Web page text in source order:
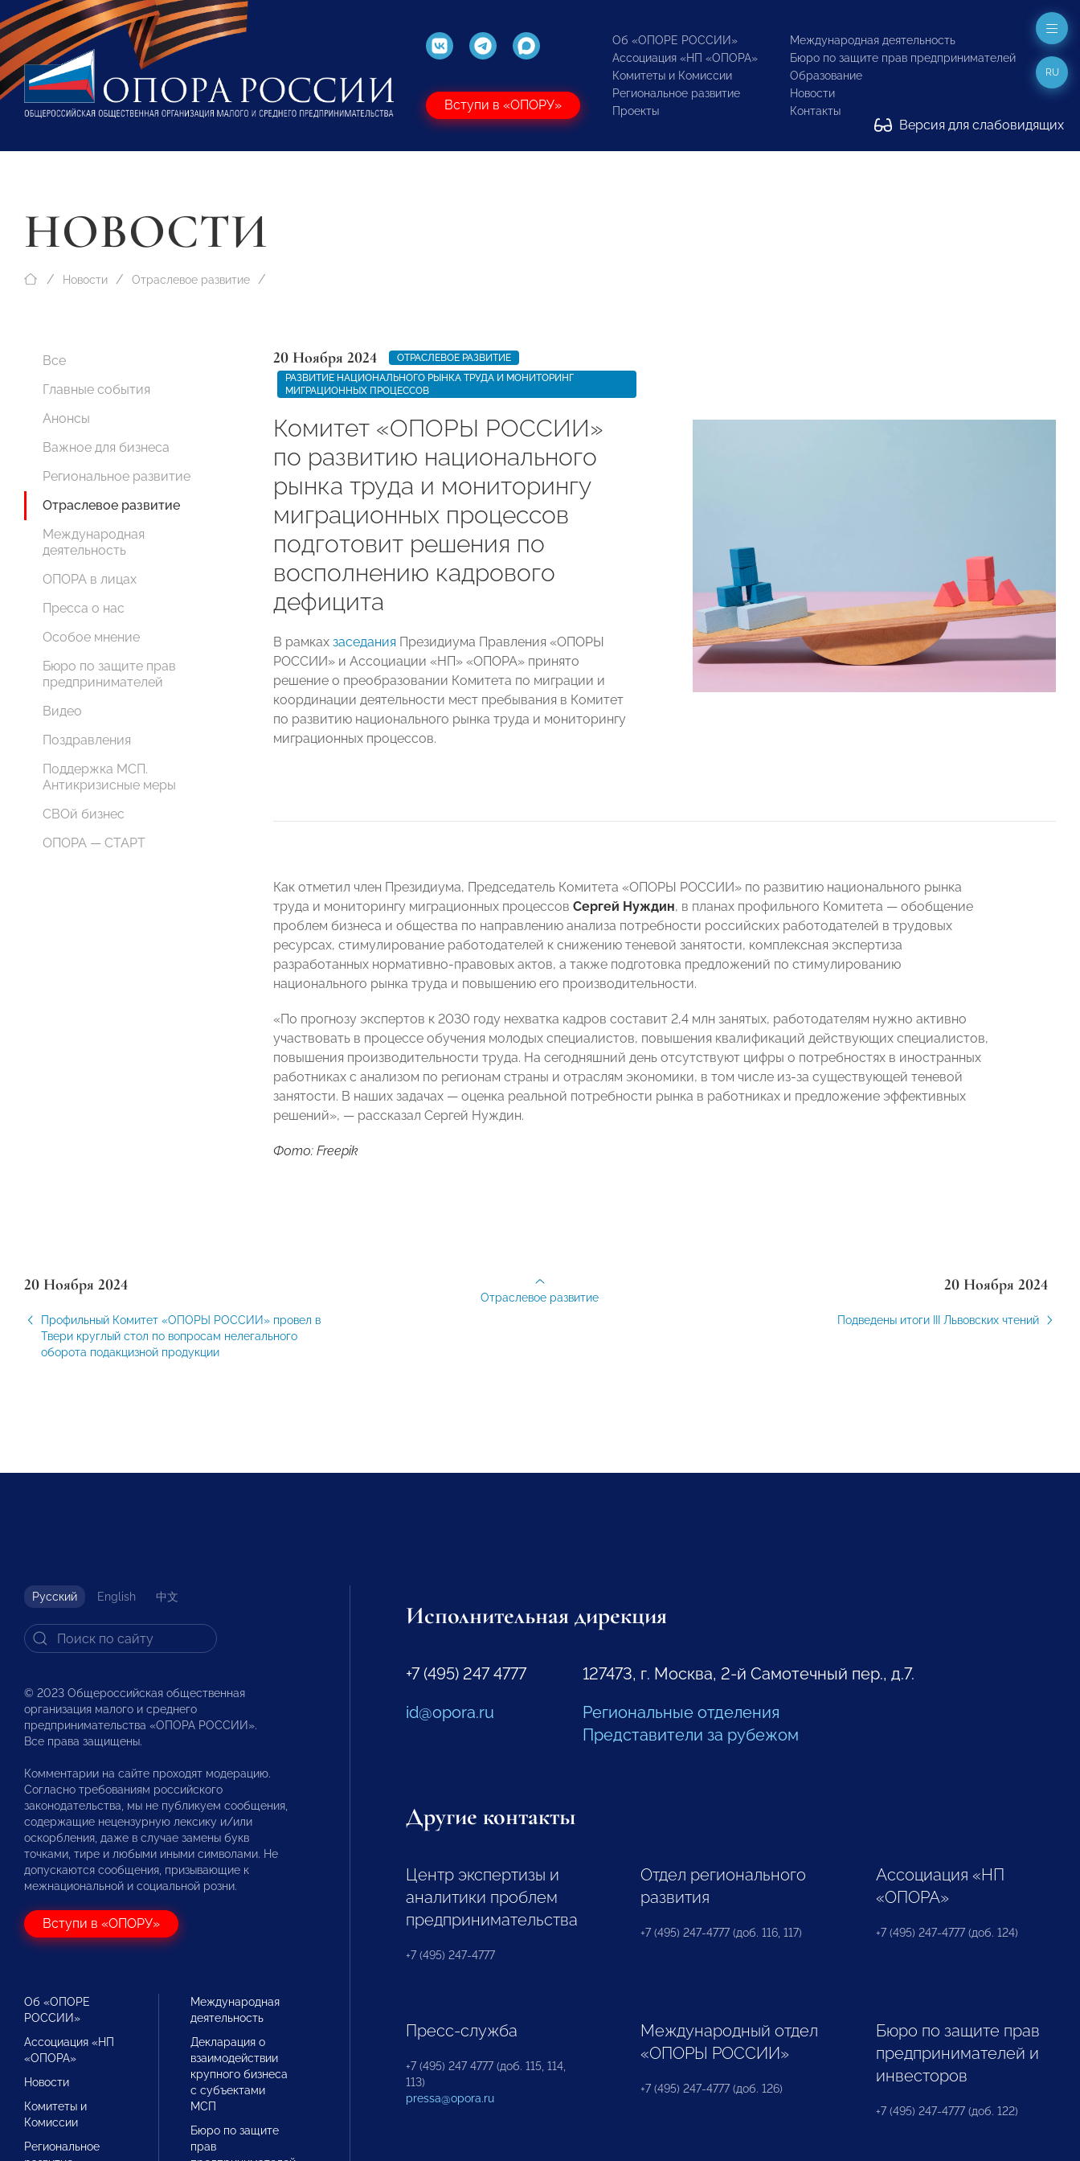
Вступи в «ОПОРУ»
Об «ОПОРЕ РОССИИ»
Ассоциация «НП «ОПОРА»
Комитеты и Комиссии
Региональное развитие
Проекты
Международная деятельность
Бюро по защите прав предпринимателей
Образование
Новости
Контакты
Версия для слабовидящих
RU
НОВОСТИ
Новости Отраслевое развитие
Все
Главные события
Анонсы
Важное для бизнеса
Региональное развитие
Отраслевое развитие
Международная
деятельность
ОПОРА в лицах
Пресса о нас
Особое мнение
Бюро по защите прав
предпринимателей
Видео
Поздравления
Поддержка МСП.
Антикризисные меры
СВОй бизнес
ОПОРА — СТАРТ
20 Ноября 2024
ОТРАСЛЕВОЕ РАЗВИТИЕ
РАЗВИТИЕ НАЦИОНАЛЬНОГО РЫНКА ТРУДА И МОНИТОРИНГ
МИГРАЦИОННЫХ ПРОЦЕССОВ
Комитет «ОПОРЫ РОССИИ»
по развитию национального
рынка труда и мониторингу
миграционных процессов
подготовит решения по
восполнению кадрового
дефицита
В рамках заседания Президиума Правления «ОПОРЫ
РОССИИ» и Ассоциации «НП» «ОПОРА» принято
решение о преобразовании Комитета по миграции и
координации деятельности мест пребывания в Комитет
по развитию национального рынка труда и мониторингу
миграционных процессов.
Как отметил член Президиума, Председатель Комитета «ОПОРЫ РОССИИ» по развитию национального рынка
труда и мониторингу миграционных процессов Сергей Нуждин, в планах профильного Комитета — обобщение
проблем бизнеса и общества по направлению анализа потребности российских работодателей в трудовых
ресурсах, стимулирование работодателей к снижению теневой занятости, комплексная экспертиза
разработанных нормативно-правовых актов, а также подготовка предложений по стимулированию
национального рынка труда и повышению его производительности.
«По прогнозу экспертов к 2030 году нехватка кадров составит 2,4 млн занятых, работодателям нужно активно
участвовать в процессе обучения молодых специалистов, повышения квалификаций действующих специалистов,
повышения производительности труда. На сегодняшний день отсутствуют цифры о потребностях в иностранных
работниках с анализом по регионам страны и отраслям экономики, в том числе из-за существующей теневой
занятости. В наших задачах — оценка реальной потребности рынка в работниках и предложение эффективных
решений», — рассказал Сергей Нуждин.
Фото: Freepik
20 Ноября 2024
Профильный Комитет «ОПОРЫ РОССИИ» провел в
Твери круглый стол по вопросам нелегального
оборота подакцизной продукции
20 Ноября 2024
Подведены итоги III Львовских чтений
Отраслевое развитие
Русский English 中文
© 2023 Общероссийская общественная
организация малого и среднего
предпринимательства «ОПОРА РОССИИ».
Все права защищены.
Комментарии на сайте проходят модерацию.
Согласно требованиям российского
законодательства, мы не публикуем сообщения,
содержащие нецензурную лексику и/или
оскорбления, даже в случае замены букв
точками, тире и любыми иными символами. Не
допускаются сообщения, призывающие к
межнациональной и социальной розни.
Вступи в «ОПОРУ»
Об «ОПОРЕ
РОССИИ»
Ассоциация «НП
«ОПОРА»
Новости
Комитеты и
Комиссии
Региональное
Международная
деятельность
Декларация о
взаимодействии
крупного бизнеса
с субъектами
МСП
Бюро по защите
прав
Исполнительная дирекция
+7 (495) 247 4777
id@opora.ru
127473, г. Москва, 2-й Самотечный пер., д.7.
Региональные отделения
Представители за рубежом
Другие контакты
Центр экспертизы и
аналитики проблем
предпринимательства
+7 (495) 247-4777
Отдел регионального
развития
+7 (495) 247-4777 (доб. 116, 117)
Ассоциация «НП
«ОПОРА»
+7 (495) 247-4777 (доб. 124)
Пресс-служба
+7 (495) 247 4777 (доб. 115, 114,
113)
pressa@opora.ru
Международный отдел
«ОПОРЫ РОССИИ»
+7 (495) 247-4777 (доб. 126)
Бюро по защите прав
предпринимателей и
инвесторов
+7 (495) 247-4777 (доб. 122)